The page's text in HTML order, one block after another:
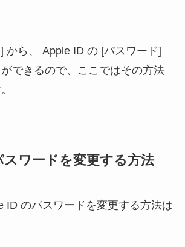
から、 Apple ID の [パスワード]
できるので、ここではその方法
ワードを変更する方法
ID のパスワードを変更する方法は